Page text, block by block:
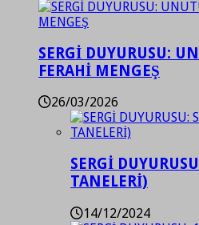
SERGİ DUYURUSU:
FERAHİ MENGEŞ
26/03/2026
SERGİ
TANELERİ)
14/12/2024